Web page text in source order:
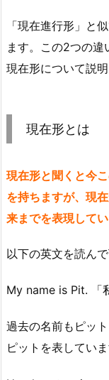
「現在進行形」と
ます。この2つの
現在形について説明
現在形とは
現在形と聞くと今
を持ちますが、現
来までを表現してい
以下の英文を読んで
My name is Pit. 「
過去の名前もピッ
ピットを表していま